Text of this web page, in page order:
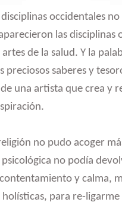
occidentales
las disciplinas
artes de la salud. Y la
preciosos saberes y
una artista que crea y
no pudo acoger
no podía
y calma,
holísticas, para re-